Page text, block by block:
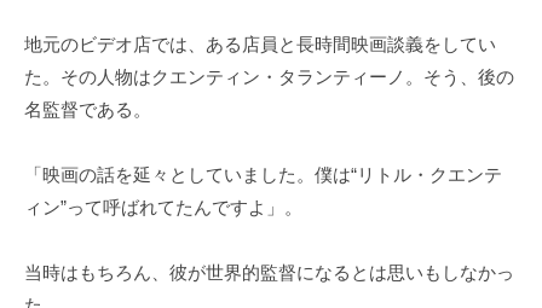
地元のビデオ店では、ある店員と長時間映画談義をしてい
た。その人物はクエンティン・タランティーノ。そう、後の
名監督である。
「映画の話を延々としていました。僕は“リトル・クエンテ
ィン”って呼ばれてたんですよ」。
当時はもちろん、彼が世界的監督になるとは思いもしなかっ